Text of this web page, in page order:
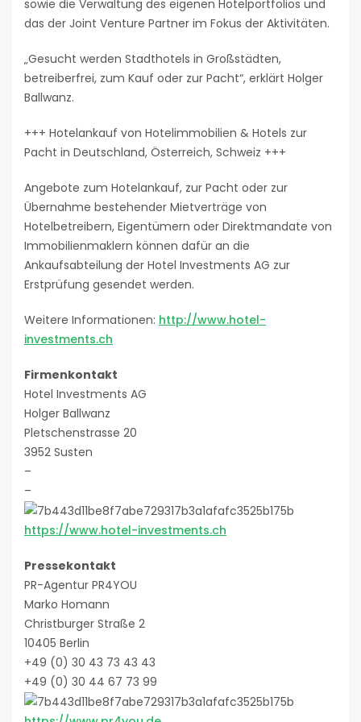
sowie die Verwaltung des eigenen Hotelportfolios und
das der Joint Venture Partner im Fokus der Aktivitäten.
„Gesucht werden Stadthotels in Großstädten,
betreiberfrei, zum Kauf oder zur Pacht“, erklärt Holger
Ballwanz.
+++ Hotelankauf von Hotelimmobilien & Hotels zur
Pacht in Deutschland, Österreich, Schweiz +++
Angebote zum Hotelankauf, zur Pacht oder zur
Übernahme bestehender Mietverträge von
Hotelbetreibern, Eigentümern oder Direktmandate von
Immobilienmaklern können dafür an die
Ankaufsabteilung der Hotel Investments AG zur
Erstprüfung gesendet werden.
Weitere Informationen: http://www.hotel-
investments.ch
Firmenkontakt
Hotel Investments AG
Holger Ballwanz
Pletschenstrasse 20
3952 Susten
–
–
https://www.hotel-investments.ch
Pressekontakt
PR-Agentur PR4YOU
Marko Homann
Christburger Straße 2
10405 Berlin
+49 (0) 30 43 73 43 43
+49 (0) 30 44 67 73 99